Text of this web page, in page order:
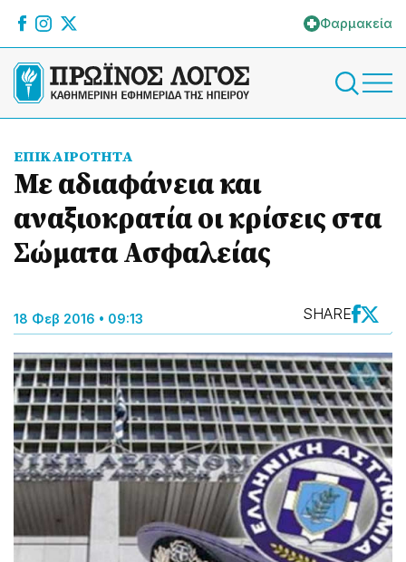
Φαρμακεία
ΕΠΙΚΑΙΡΟΤΗΤΑ
Με αδιαφάνεια και
αναξιοκρατία οι κρίσεις στα
Σώματα Ασφαλείας
18 Φεβ 2016 • 09:13 SHARE